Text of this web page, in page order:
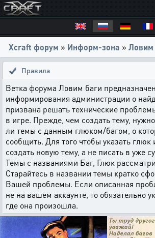
Xcraft форум » Информ-зона » Ловим
Правила
Ветка форума Ловим баги
информирования администрации о
призвана решать технические
в игре. Прежде, чем создать тему,
ли темы с данным глюком/багом, о
сообщить. Для того чтобы указать глюк
создать новую тему, а не писать в уже
Темы с названиями Баг, Глюк
Старайтесь в названии темы кратко
Вашей проблемы. Если описанная
не на вашем аккаунте, то обязательно
где она произошла.